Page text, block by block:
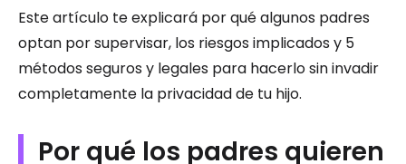
Este artículo te explicará por qué algunos padres
optan por supervisar, los riesgos implicados y 5
métodos seguros y legales para hacerlo sin invadir
completamente la privacidad de tu hijo.
Por qué los padres quieren